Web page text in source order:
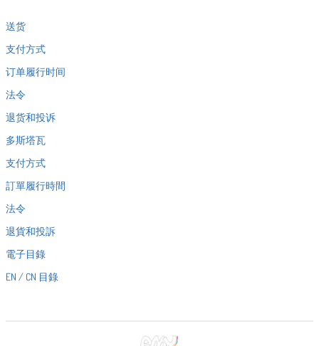
送货
支付方式
订单履行时间
法令
退货和投诉
多斯塔瓦
支付方式
訂單履行時間
法令
退貨和投訴
電子目錄
EN / CN 目錄